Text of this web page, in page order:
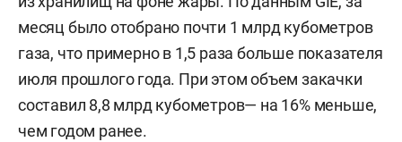
месяц было отобрано почти 1 млрд кубометров
газа, что примерно в 1,5 раза больше показателя
июля прошлого года. При этом объем закачки
составил 8,8 млрд кубометров— на 16% меньше,
чем годом ранее.